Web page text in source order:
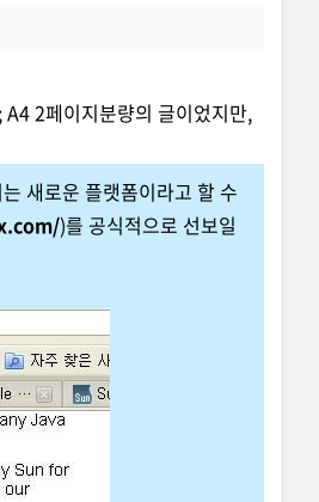
2페이지분량의 글이었지만,
새로운 플랫폼이라고 할 수
)를 공식적으로 선보일